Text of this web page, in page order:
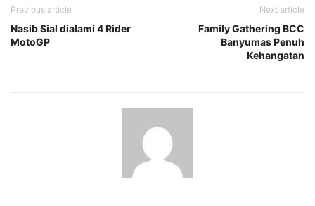
Previous article
Nasib Sial dialami 4 Rider
MotoGP
Next article
Family Gathering BCC
Banyumas Penuh
Kehangatan